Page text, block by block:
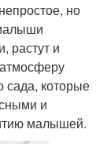
но
растут и
сада, которые
и
малышей.